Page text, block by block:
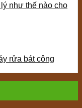
như thế nào cho
rửa bát công